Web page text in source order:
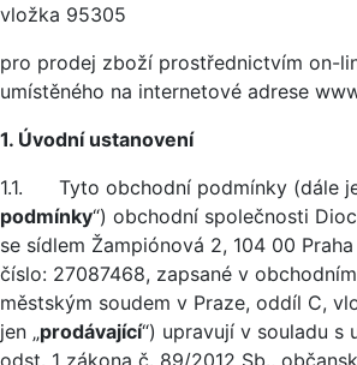
vložka 95305
pro prodej zboží prostřednictvím on-
umístěného na internetové adrese
1. Úvodní ustanovení
1.1. Tyto obchodní podmínky (dále
podmínky“) obchodní společnosti
se sídlem Žampiónová 2, 104 00
číslo: 27087468, zapsané v
městským soudem v Praze, oddíl C,
jen „prodávající“) upravují v souladu s